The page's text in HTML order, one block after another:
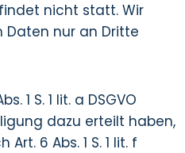
nicht statt. Wir
Daten nur an Dritte
1 S. 1 lit. a DSGVO
dazu erteilt haben,
6 Abs. 1 S. 1 lit. f